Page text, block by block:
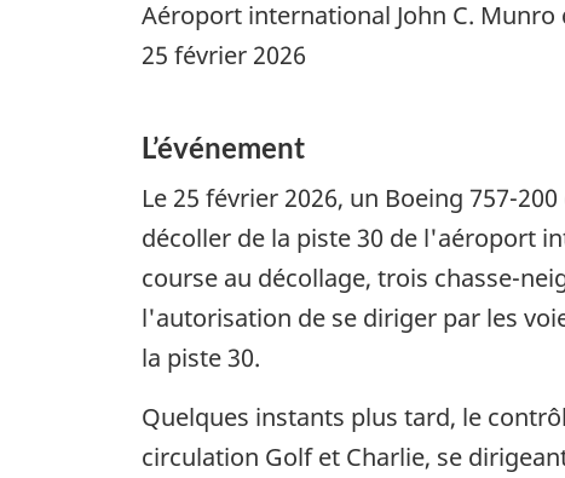
Aéroport international John C.
25 février 2026
L’événement
Le 25 février 2026, un Boeing 757-
décoller de la piste 30 de l'aéroport
course au décollage, trois chasse-
l'autorisation de se diriger par les
la piste 30.
Quelques instants plus tard, le
circulation Golf et Charlie, se